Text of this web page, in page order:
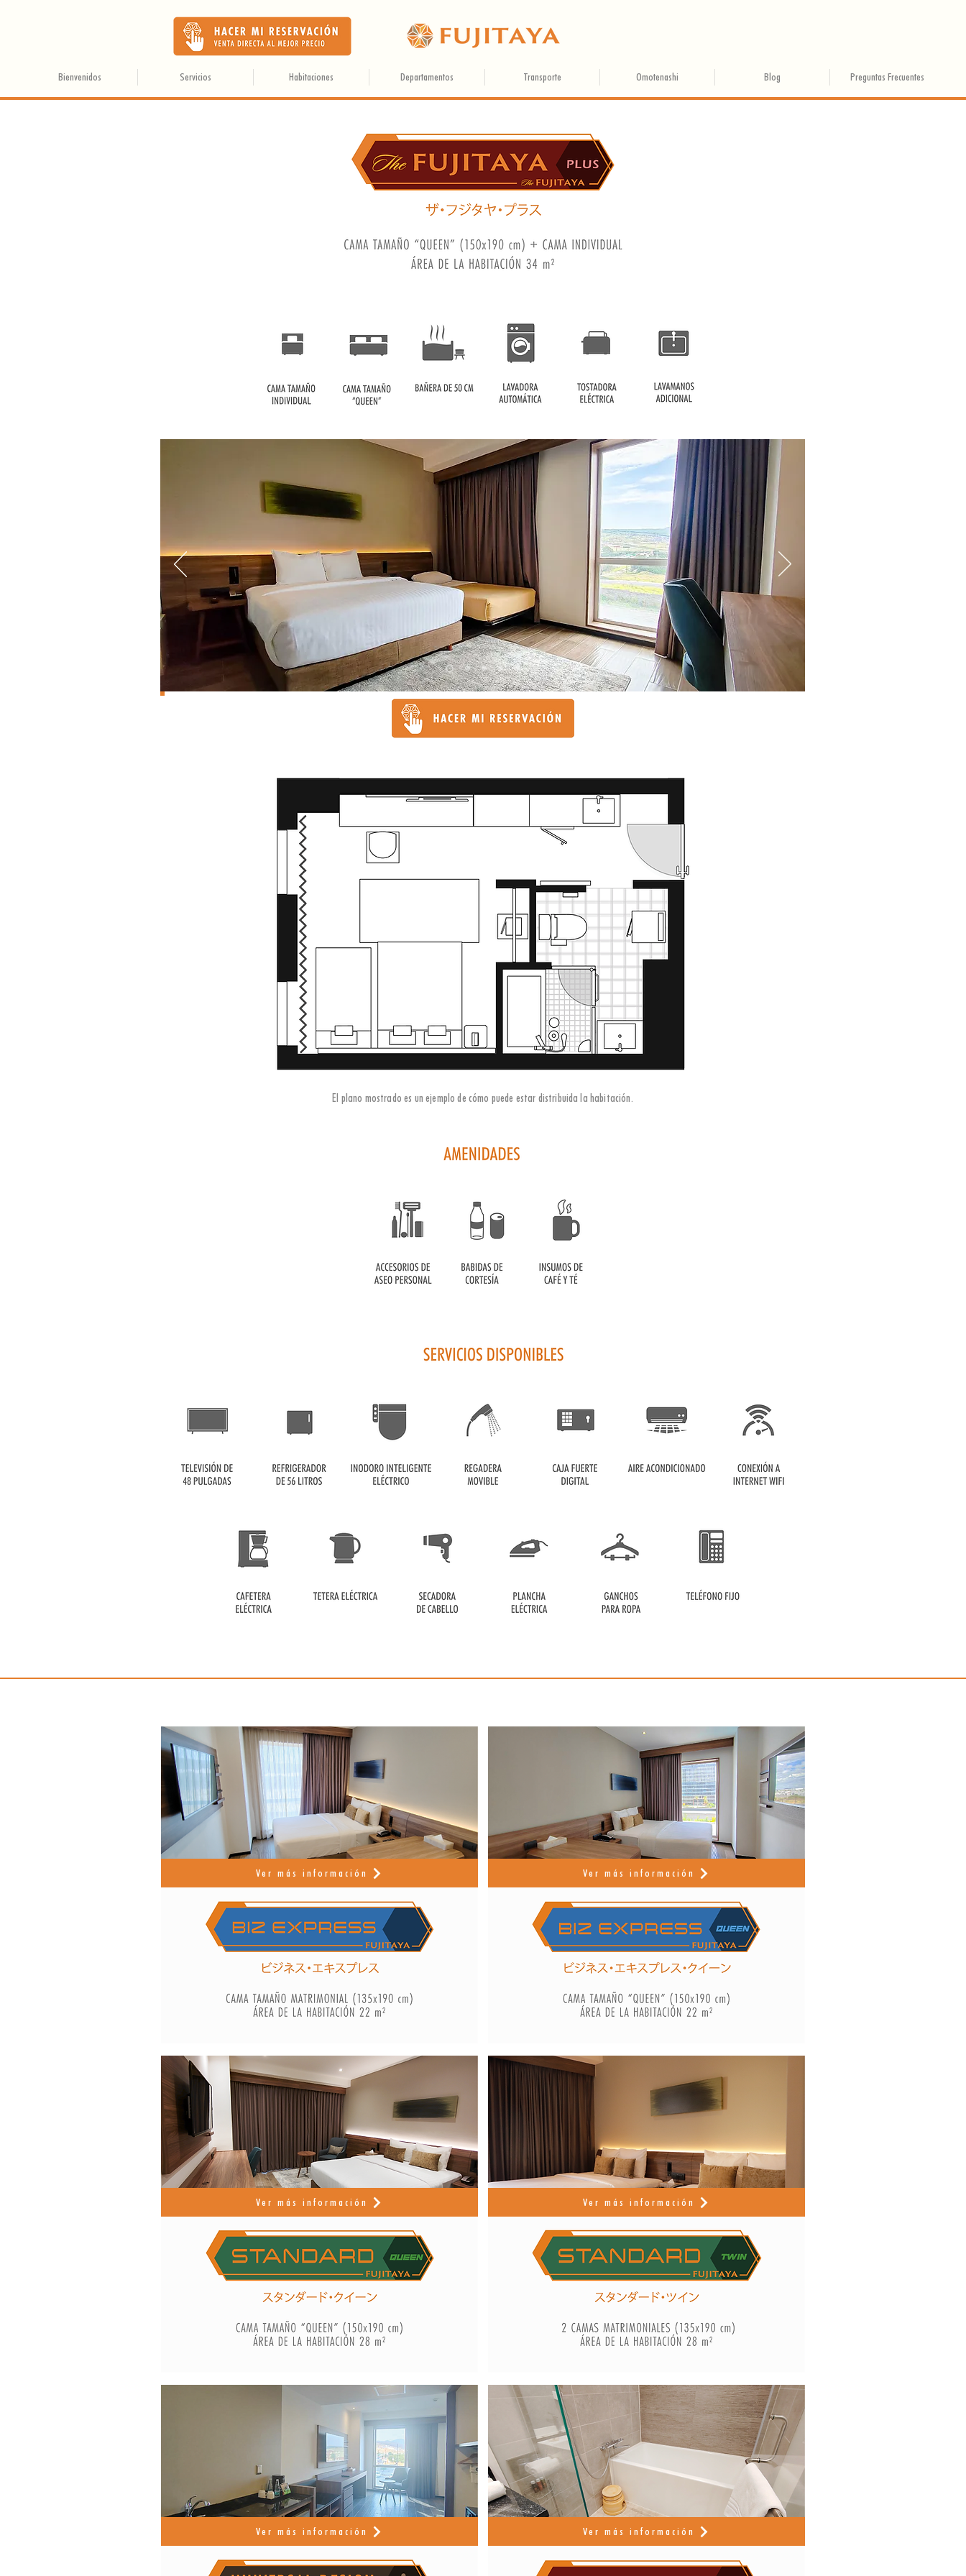
Bienvenidos Servicios Habitaciones Departamentos Transporte Omotenashi Blog Preguntas Frecuentes
El plano mostrado es un ejemplo de cómo puede estar distribuida la habitación.
Ver más información Ver más información
Ver más información Ver más información
Ver más información Ver más información